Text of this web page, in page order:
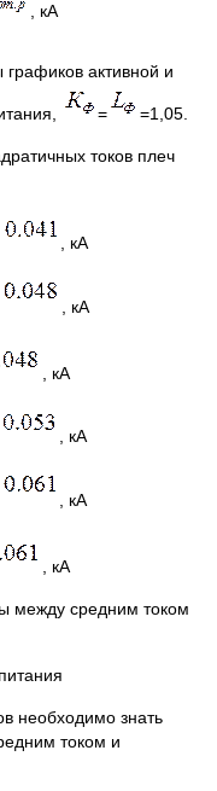
, кА
активной и
= =1,05.
токов плеч
, кА
, кА
, кА
, кА
, кА
, кА
между средним током
необходимо знать
током и